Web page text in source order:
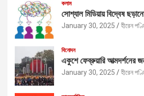
কলাম
সোশ্যাল মিডিয়ায় বিদ্বেষ
January 30, 2025 হীরেন
বিনোদন
একুশে ফেব্রুয়ারি আত্মদর্শনের
January 30, 2025 হীরেন